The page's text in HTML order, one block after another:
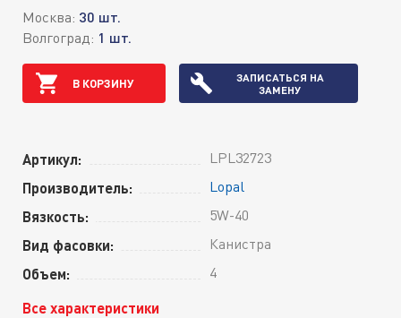
Москва: 30 шт.
Волгоград: 1 шт.
В КОРЗИНУ
ЗАПИСАТЬСЯ НА
ЗАМЕНУ
Артикул: LPL32723
Производитель: Lopal
Вязкость: 5W-40
Вид фасовки: Канистра
Объем: 4
Все характеристики